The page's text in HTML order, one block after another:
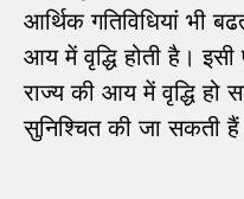
आर्थिक गतिविधियां भी
आय में वृद्धि होती है।
राज्य की आय में वृद्धि हो
सुनिश्चित की जा सकती